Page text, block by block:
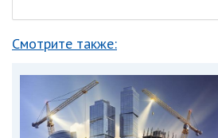
Смотрите также: